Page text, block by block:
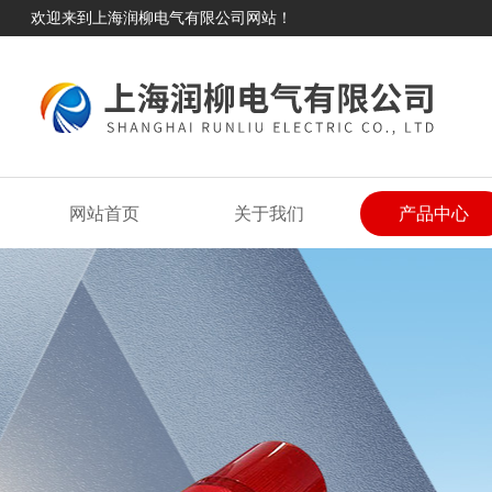
欢迎来到上海润柳电气有限公司网站！
网站首页 关于我们 产品中心